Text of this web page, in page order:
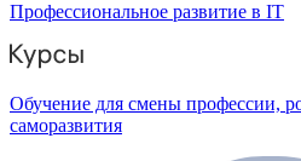
Профессиональное развитие в IT
Обучение для смены профессии,
саморазвития